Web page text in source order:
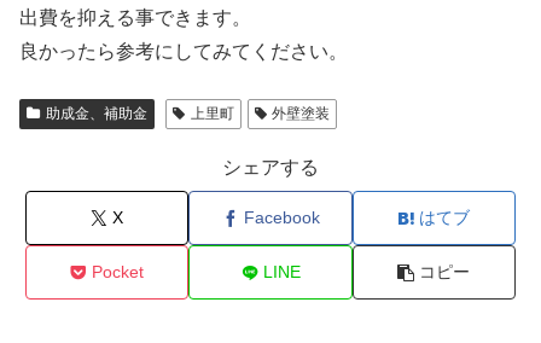
出費を抑える事できます。
良かったら参考にしてみてください。
助成金、補助金 上里町 外壁塗装
シェアする
X Facebook はてブ
Pocket LINE コピー